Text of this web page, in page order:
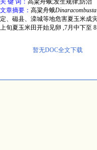
关 键 词： 高粱舟蛾;发生规律;防治
文章摘要： 高粱舟蛾Dinaracombusta
定、磁县、滦城等地危害夏玉米成
上旬夏玉米田开始见卵 ,7月中下至
暂无DOC全文下载